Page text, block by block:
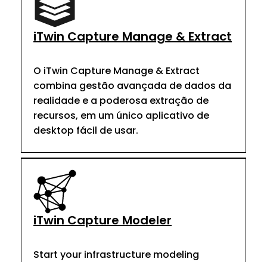
iTwin Capture Manage & Extract
O iTwin Capture Manage & Extract
combina gestão avançada de dados da
realidade e a poderosa extração de
recursos, em um único aplicativo de
desktop fácil de usar.
iTwin Capture Modeler
Start your infrastructure modeling